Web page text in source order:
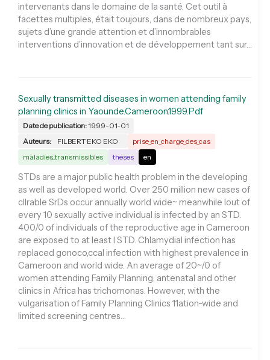
intervenants dans le domaine de la santé. Cet outil à
facettes multiples, était toujours, dans de nombreux pays,
sujets d’une grande attention et d’innombrables
interventions d’innovation et de développement tant sur…
Sexually transmitted diseases in women attending family
planning clinics in Yaounde.Cameroon.1999.Pdf
Date de publication:1999-01-01
Auteurs:
FILBERT EKO EKO
prise_en_charge_des_cas
maladies_transmissibles
theses en
STDs are a major public health problem in the developing
as well as developed world. Over 250 million new cases of
cllrable SrDs occur annually world wide~ meanwhile lout of
every 10 sexually active individual is infected by an STD.
400/0 of individuals of the reproductive age in Cameroon
are exposed to at least I STD. Chlamydial infection has
replaced gonoco,ccal infection with highest prevalence in
Cameroon and world wide. An average of 20~/0 of
women attending Family Planning, antenatal and other
clinics in Africa has trichomonas. However, with the
vulgarisation of Family Planning Clinics 11ation-wide and
limited screening centres…